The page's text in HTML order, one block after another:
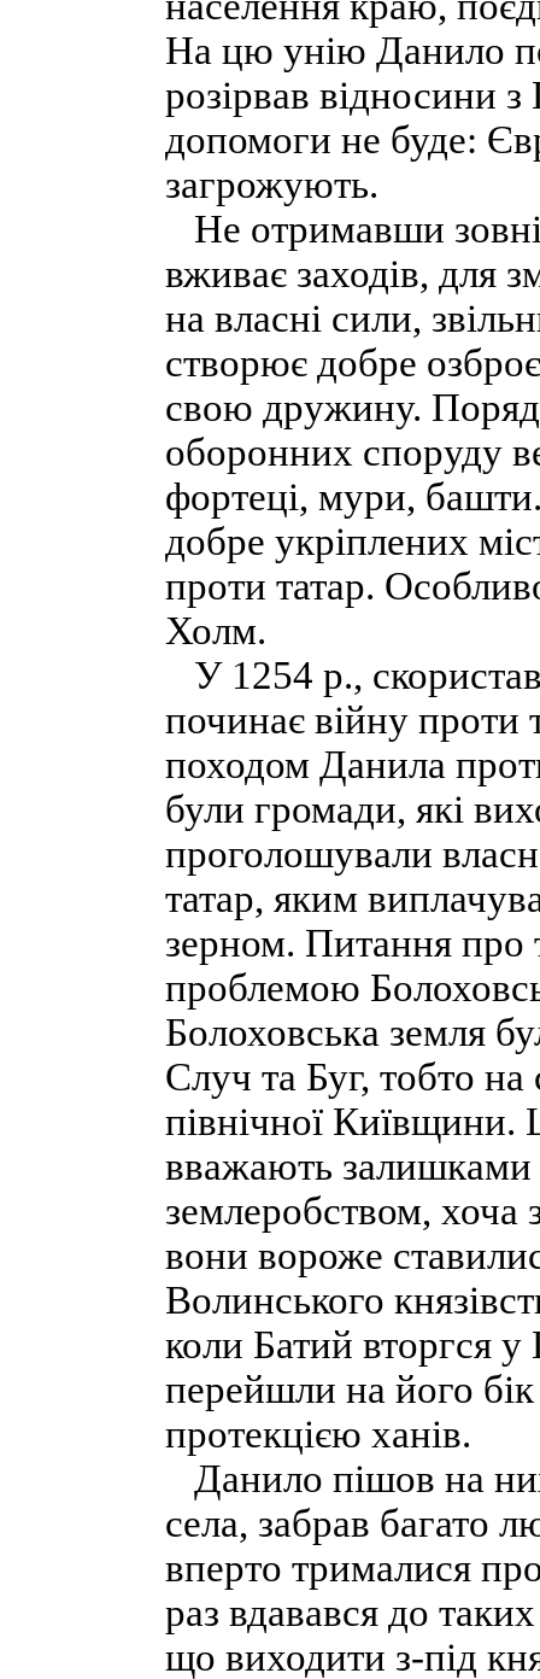
На цю унію Данило
розірвав відносини
допомоги не буде:
загрожують.
Не отримавши
вживає заходів, для
на власні сили,
створює добре
свою дружину. Поряд
оборонних споруду
фортеці, мури,
добре укріплених
проти татар.
Холм.
У 1254 p.,
починає війну проти
походом Данила
були громади, які
проголошували
татар, яким
зерном. Питання про
проблемою
Болоховська земля
Случ та Буг, тобто
північної Київщини.
вважають залишками
землеробством, хоча
вони вороже
Волинського
коли Батий вторгся у
перейшли на його
протекцією ханів.
Данило пішов на
села, забрав багато
вперто трималися
раз вдавався до
що виходити з-під